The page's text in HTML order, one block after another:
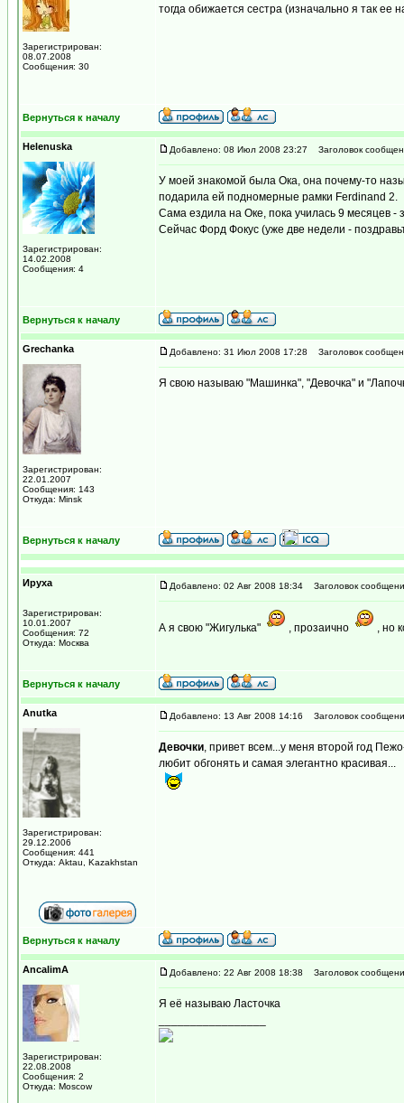
Зарегистрирован:
08.07.2008
Сообщения: 30
тогда обижается сестра (изначально я так ее
Вернуться к началу
Helenuska
Зарегистрирован:
14.02.2008
Сообщения: 4
Добавлено: 08 Июл 2008 23:27 Заголовок
У моей знакомой была Ока, она почему-то
подарила ей подномерные рамки Ferdinand 2.
Сама ездила на Оке, пока училась 9 месяцев -
Сейчас Форд Фокус (уже две недели -
Вернуться к началу
Grechanka
Зарегистрирован:
22.01.2007
Сообщения: 143
Откуда: Minsk
Добавлено: 31 Июл 2008 17:28 Заголовок
Я свою называю "Машинка", "Девочка" и
Вернуться к началу
Ируха
Зарегистрирован:
10.01.2007
Сообщения: 72
Откуда: Москва
Добавлено: 02 Авг 2008 18:34 Заголовок
А я свою "Жигулька" , прозаично , но
Вернуться к началу
Anutka
Зарегистрирован:
29.12.2006
Сообщения: 441
Откуда: Aktau, Kazakhstan
Добавлено: 13 Авг 2008 14:16 Заголовок
Девочки, привет всем...у меня второй год
любит обгонять и самая элегантно красивая...
Вернуться к началу
AncalimA
Зарегистрирован:
22.08.2008
Сообщения: 2
Откуда: Moscow
Добавлено: 22 Авг 2008 18:38 Заголовок
Я её называю Ласточка